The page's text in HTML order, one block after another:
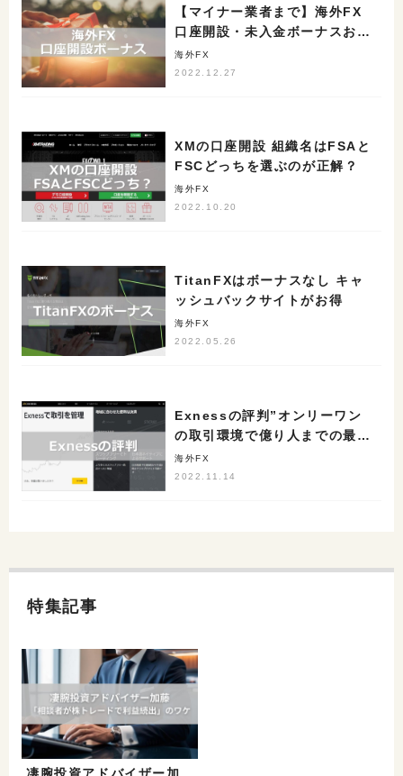
【マイナー業者まで】海外FX
口座開設・未入金ボーナスおす
すめ比較ランキング全44社
【2022年12月最新】
海外FX
2022.12.27
XMの口座開設 組織名はFSAと
FSCどっちを選ぶのが正解？
海外FX
2022.10.20
TitanFXはボーナスなし キャ
ッシュバックサイトがお得
海外FX
2022.05.26
Exnessの評判”オンリーワン
の取引環境で億り人までの最短
ルート”
海外FX
2022.11.14
特集記事